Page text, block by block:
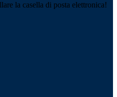
la casella di posta elettronica!